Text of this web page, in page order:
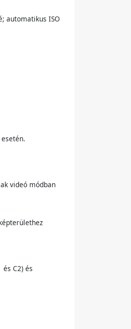
automatikus ISO
videó módban
C2) és